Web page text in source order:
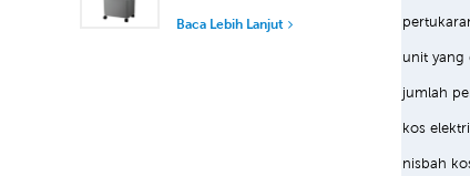
Alih Industri 50L
Baca Lebih Lanjut
unit yang
jumlah
kos
nisbah